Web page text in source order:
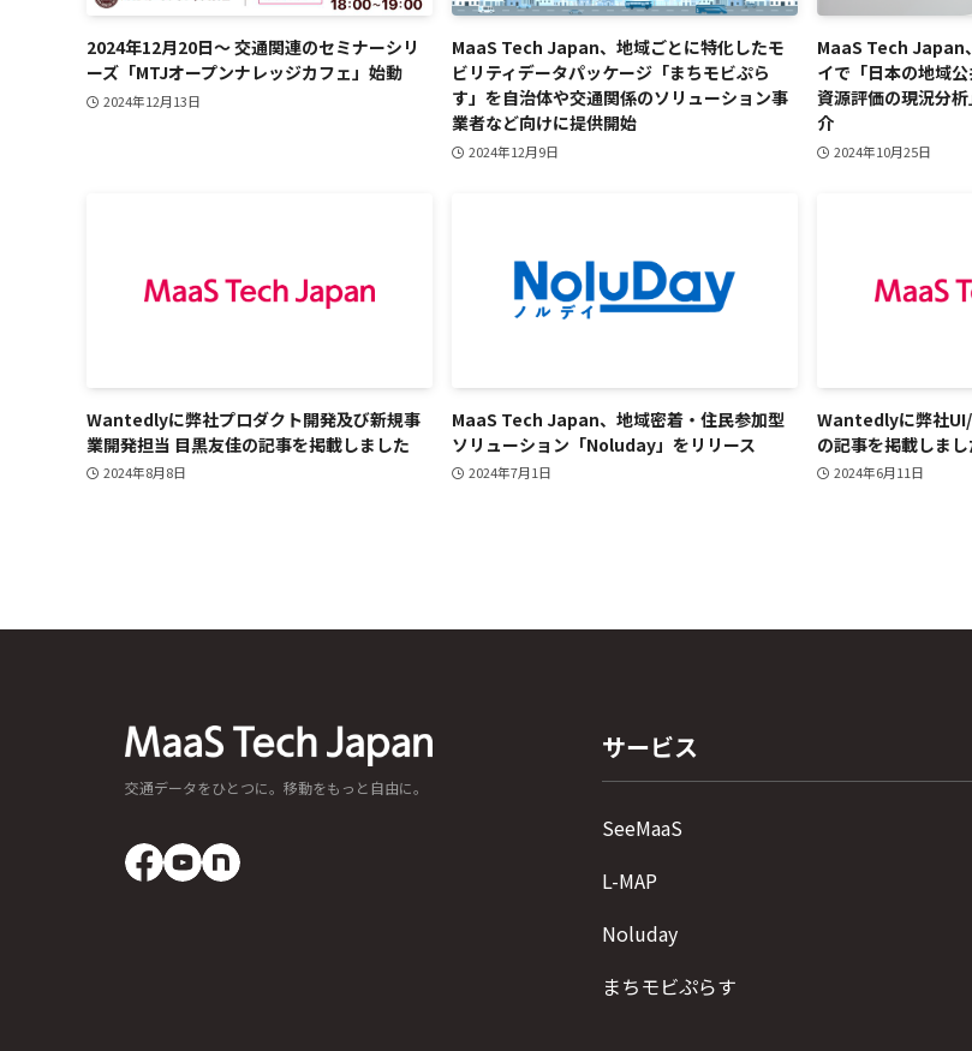
2024年12月20日～ 交通関連のセミナーシリ
ーズ「MTJオープンナレッジカフェ」始動
2024年12月13日
MaaS Tech Japan、地域ごとに特化したモ
ビリティデータパッケージ「まちモビぷら
す」を自治体や交通関係のソリューション事
業者など向けに提供開始
2024年12月9日
MaaS Tech Japan
イで「日本の地域
資源評価の現況分
介
2024年10月25日
Wantedlyに弊社プロダクト開発及び新規事
業開発担当 目黒友佳の記事を掲載しました
2024年8月8日
MaaS Tech Japan、地域密着・住民参加型
ソリューション「Noluday」をリリース
2024年7月1日
Wantedlyに弊社UI/
の記事を掲載しまし
2024年6月11日
交通データをひとつに。移動をもっと自由に。
サービス
SeeMaaS
L-MAP
Noluday
まちモビぷらす